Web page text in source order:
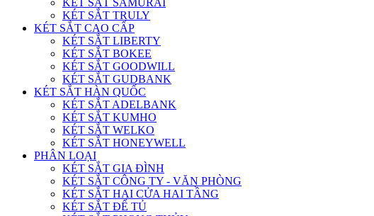
KÉT SẮT SAMURAI
KÉT SẮT TRULY
KÉT SẮT CAO CẤP
KÉT SẮT LIBERTY
KÉT SẮT BOKEE
KÉT SẮT GOODWILL
KÉT SẮT GUDBANK
KÉT SẮT HÀN QUỐC
KÉT SẮT ADELBANK
KÉT SẮT KUMHO
KÉT SẮT WELKO
KÉT SẮT HONEYWELL
PHÂN LOẠI
KÉT SẮT GIA ĐÌNH
KÉT SẮT CÔNG TY - VĂN PHÒNG
KÉT SẮT HAI CỬA HAI TẦNG
KÉT SẮT ĐỂ TỦ